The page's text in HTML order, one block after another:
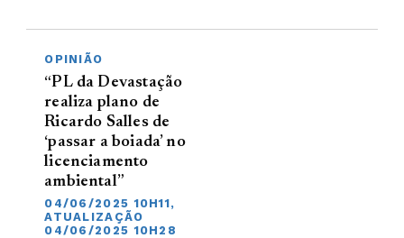
OPINIÃO
“PL da Devastação
realiza plano de
Ricardo Salles de
‘passar a boiada’ no
licenciamento
ambiental”
04/06/2025 10H11,
ATUALIZAÇÃO
04/06/2025 10H28